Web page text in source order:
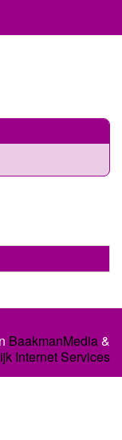
BaakmanMedia&
Internet Services